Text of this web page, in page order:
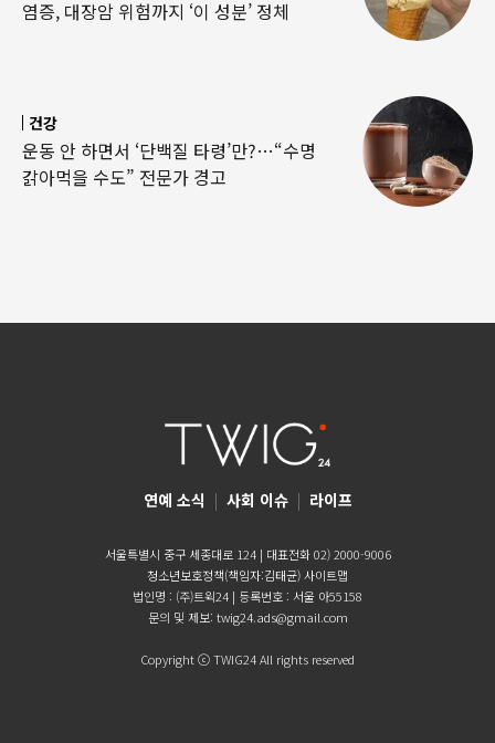
염증, 대장암 위험까지 ‘이 성분’ 정체
건강
운동 안 하면서 ‘단백질 타령’만?…“수명
갉아먹을 수도” 전문가 경고
연예 소식 | 사회 이슈 | 라이프
서울특별시 중구 세종대로 124 | 대표전화 02) 2000-9006
청소년보호정책(책임자:김태균)사이트맵
법인명 : (주)트윅24 | 등록번호 : 서울 아55158
문의 및 제보: twig24.ads@gmail.com
Copyright ⓒ TWIG24 All rights reserved